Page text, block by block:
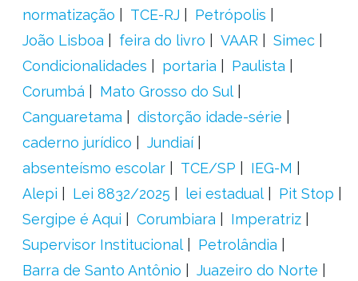
normatização
TCE-RJ
Petrópolis
João Lisboa
feira do livro VAAR
Simec
Condicionalidades
portaria
Paulista
Corumbá
Mato Grosso do Sul
Canguaretama
distorção idade-série
caderno jurídico
Jundiaí
absenteísmo escolar
TCE/SP
IEG-M
Alepi
Lei 8832/2025 lei estadual
Pit Stop
Sergipe é Aqui
Corumbiara
Imperatriz
Supervisor Institucional
Petrolândia
Barra de Santo Antônio
Juazeiro do Norte